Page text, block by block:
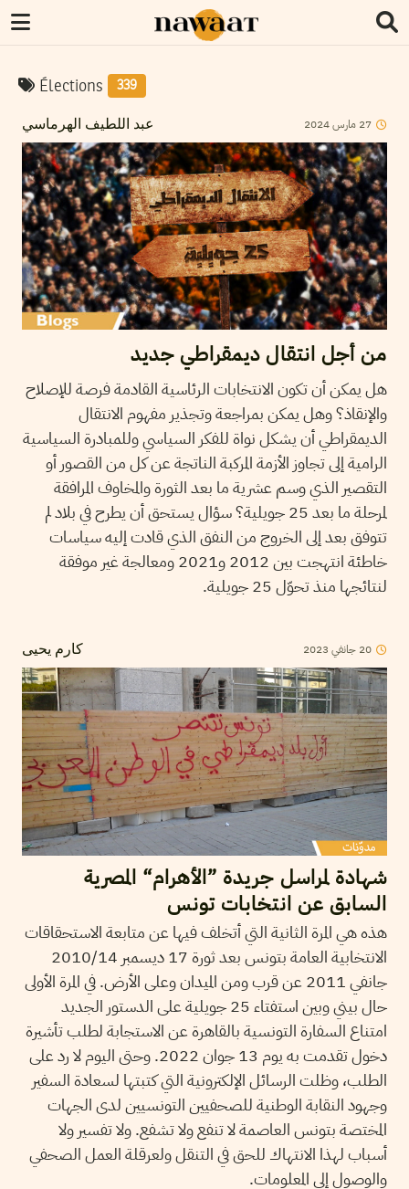
Élections 339
عبد اللطيف الهرماسي 27 مارس2024
من أجل انتقال ديمقراطي جديد
هل يمكن أن تكون الانتخابات الرئاسية القادمة فرصة للإصلاح
والإنقاذ؟ وهل يمكن بمراجعة وتجذير مفهوم الانتقال
الديمقراطي أن يشكل نواة للفكر السياسي وللمبادرة السياسية
الرامية إلى تجاوز الأزمة المركبة الناتجة عن كل من القصور أو
التقصير الذي وسم عشرية ما بعد الثورة والمخاوف المرافقة
لمرحلة ما بعد 25 جويلية؟ سؤال يستحق أن يطرح في بلاد لم
تتوفق بعد إلى الخروج من النفق الذي قادت إليه سياسات
خاطئة انتهجت بين 2012 و2021 ومعالجة غير موفقة
لنتائجها منذ تحوّل 25 جويلية.
كارم يحيى 20 جانفي 2023
شهادة لمراسل جريدة ”الأهرام“ المصرية
السابق عن انتخابات تونس
هذه هي المرة الثانية التي أتخلف فيها عن متابعة الاستحقاقات
الانتخابية العامة بتونس بعد ثورة 17 ديسمبر 2010/14
جانفي 2011 عن قرب ومن الميدان وعلى الأرض. في المرة الأولى
حال بيني وبين استفتاء 25 جويلية على الدستور الجديد
امتناع السفارة التونسية بالقاهرة عن الاستجابة لطلب تأشيرة
دخول تقدمت به يوم 13 جوان 2022. وحتى اليوم لا رد على
الطلب، وظلت الرسائل الإلكترونية التي كتبتها لسعادة السفير
وجهود النقابة الوطنية للصحفيين التونسيين لدى الجهات
المختصة بتونس العاصمة لا تنفع ولا تشفع. ولا تفسير ولا
أسباب لهذا الانتهاك للحق في التنقل ولعرقلة العمل الصحفي
والوصول إلى المعلومات.